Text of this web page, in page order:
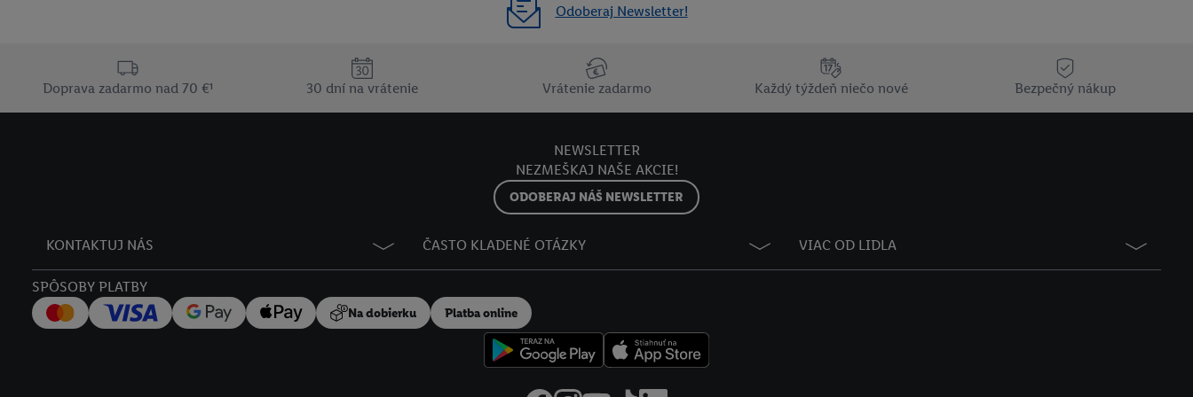
Odoberaj Newsletter!
Doprava zadarmo nad 70 €¹ 30 dní na vrátenie Vrátenie zadarmo Každý týždeň niečo nové Bezpečný nákup
NEWSLETTER
NEZMEŠKAJ NAŠE AKCIE!
ODOBERAJ NÁŠ NEWSLETTER
KONTAKTUJ NÁS ČASTO KLADENÉ OTÁZKY VIAC OD LIDLA
SPÔSOBY PLATBY
Na dobierku Platba online